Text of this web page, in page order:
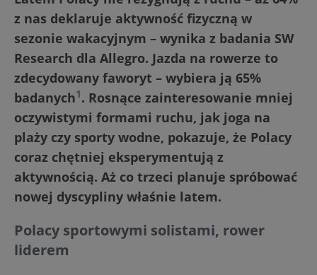
z nas deklaruje aktywność fizyczną w
sezonie wakacyjnym – wynika z badania SW
Research dla Allegro. Jazda na rowerze to
zdecydowany faworyt – wybiera ją 65%
badanych1. Rosnące zainteresowanie mniej
oczywistymi formami ruchu, jak joga na
plaży czy sporty wodne, pokazuje, że Polacy
coraz chętniej eksperymentują z
aktywnością. Aż co trzeci planuje spróbować
nowej dyscypliny właśnie latem.
Polacy sportowymi solistami, rower
liderem